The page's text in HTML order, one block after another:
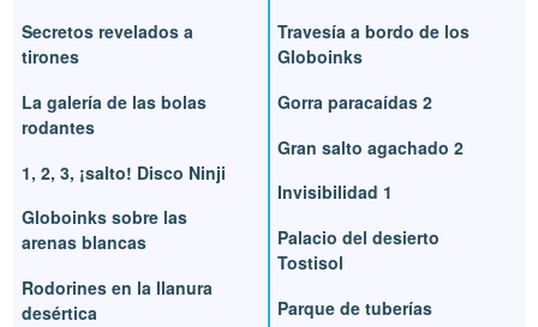
Secretos revelados a
tirones
La galería de las bolas
rodantes
1, 2, 3, ¡salto! Disco Ninji
Globoinks sobre las
arenas blancas
Rodorines en la llanura
desértica
Travesía a bordo de los
Globoinks
Gorra paracaídas 2
Gran salto agachado 2
Invisibilidad 1
Palacio del desierto
Tostisol
Parque de tuberías